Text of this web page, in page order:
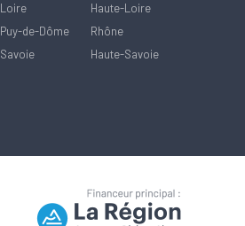
Loire
Haute-Loire
Puy-de-Dôme
Rhône
Savoie
Haute-Savoie